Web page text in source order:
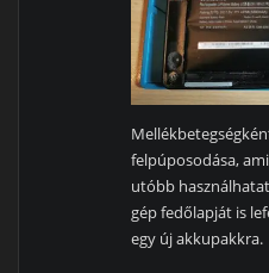
felpúposodása,
utóbb
gép fedőlapját is
egy új akkupakkra.